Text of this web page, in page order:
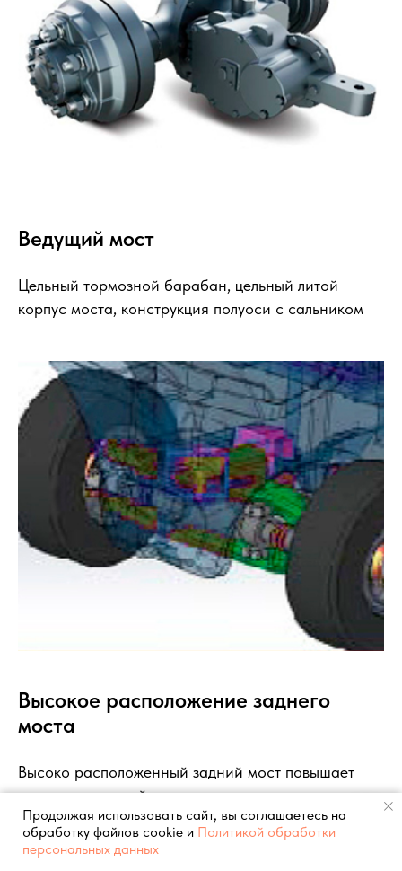
Продолжая использовать сайт, вы соглашаетесь на
обработку файлов cookie и Политикой обработки
персональных данных
Ведущий мост
Цельный тормозной барабан, цельный литой
корпус моста, конструкция полуоси с сальником
Высокое расположение заднего
моста
Высоко расположенный задний мост повышает
поперечную устойчивость погрузчика